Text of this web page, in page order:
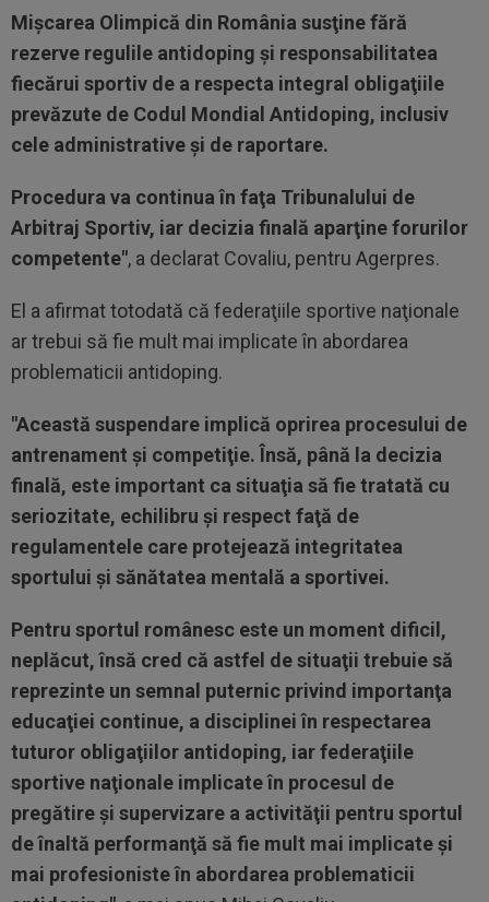
Mişcarea Olimpică din România susţine fără
rezerve regulile antidoping şi responsabilitatea
fiecărui sportiv de a respecta integral obligaţiile
prevăzute de Codul Mondial Antidoping, inclusiv
cele administrative şi de raportare.
Procedura va continua în faţa Tribunalului de
Arbitraj Sportiv, iar decizia finală aparţine forurilor
competente", a declarat Covaliu, pentru Agerpres.
El a afirmat totodată că federaţiile sportive naţionale
ar trebui să fie mult mai implicate în abordarea
problematicii antidoping.
"Această suspendare implică oprirea procesului de
antrenament şi competiţie. Însă, până la decizia
finală, este important ca situaţia să fie tratată cu
seriozitate, echilibru şi respect faţă de
regulamentele care protejează integritatea
sportului şi sănătatea mentală a sportivei.
Pentru sportul românesc este un moment dificil,
neplăcut, însă cred că astfel de situaţii trebuie să
reprezinte un semnal puternic privind importanţa
educaţiei continue, a disciplinei în respectarea
tuturor obligaţiilor antidoping, iar federaţiile
sportive naţionale implicate în procesul de
pregătire şi supervizare a activităţii pentru sportul
de înaltă performanţă să fie mult mai implicate şi
mai profesioniste în abordarea problematicii